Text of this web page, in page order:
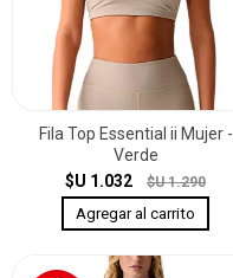
Fila Top Essential ii Mujer -
Verde
$U 1.032
$U 1.290